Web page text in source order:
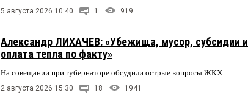
5 августа 2026 10:40 1 919
Александр ЛИХАЧЕВ: «Убежища, мусор, субсидии и
оплата тепла по факту»
На совещании при губернаторе обсудили острые вопросы ЖКХ.
2 августа 2026 15:30 18 1941